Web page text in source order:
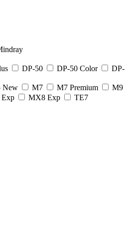
DP-50 DP-50 Color
DP-
New M7 M7 Premium
M9
MX8 Exp
TE7